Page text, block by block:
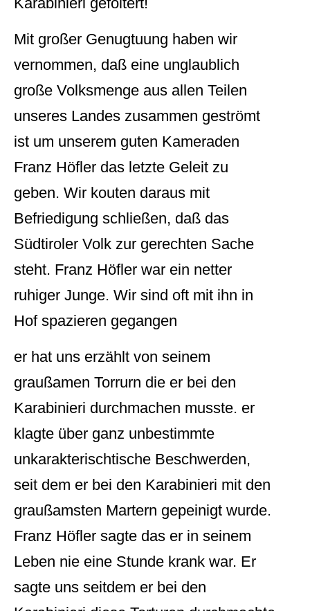
Mit großer Genugtuung haben wir
vernommen, daß eine unglaublich
große Volksmenge aus allen Teilen
unseres Landes zusammen geströmt
ist um unserem guten Kameraden
Franz Höfler das letzte Geleit zu
geben. Wir kouten daraus mit
Befriedigung schließen, daß das
Südtiroler Volk zur gerechten Sache
steht. Franz Höfler war ein netter
ruhiger Junge. Wir sind oft mit ihn in
Hof spazieren gegangen
er hat uns erzählt von seinem
graußamen Torrurn die er bei den
Karabinieri durchmachen musste. er
klagte über ganz unbestimmte
unkarakterischtische Beschwerden,
seit dem er bei den Karabinieri mit den
graußamsten Martern gepeinigt wurde.
Franz Höfler sagte das er in seinem
Leben nie eine Stunde krank war. Er
sagte uns seitdem er bei den